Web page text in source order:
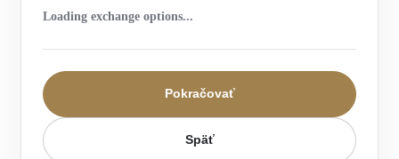
Loading exchange options...
Späť
Pokračovať